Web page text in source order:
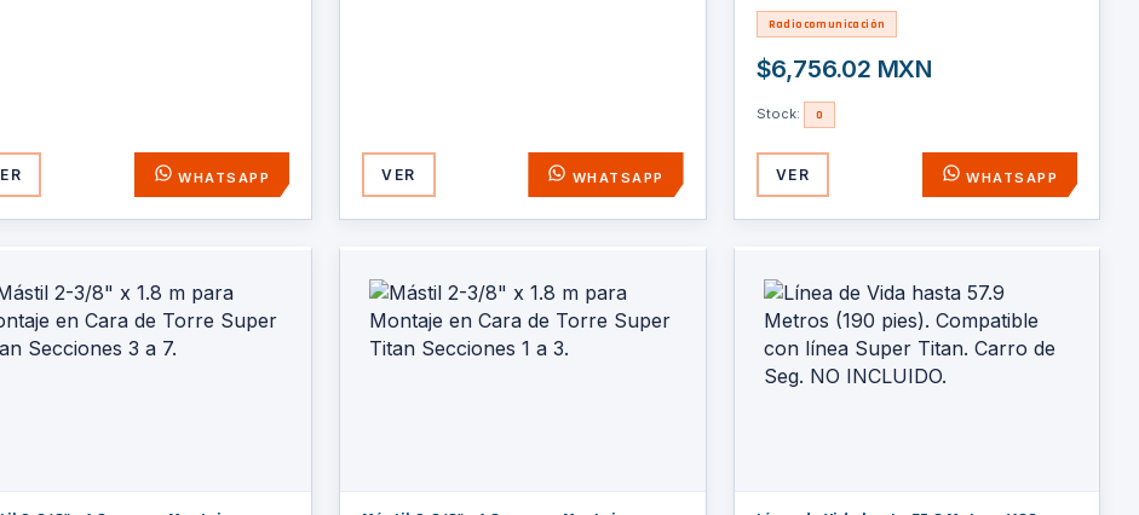
WHATSAPP VER WHATSAPP
Radiocomunicación
$6,756.02 MXN
Stock: 0
VER WHATSAPP